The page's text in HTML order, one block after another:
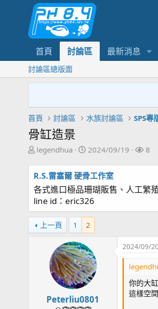
首頁 討論區 最新消息
討論區總版面
首頁 討論區 水族討論區 SPS專
骨缸造景
主
起
人
legendhua
開
日
期
2024/09/19
關
8
R.S.雷塞爾 硬骨工作室
各式進口極品珊瑚販售、人工繁
line id：eric326
上一頁 1 2
Peterliu0801
2024/09/
你的大
這樣空